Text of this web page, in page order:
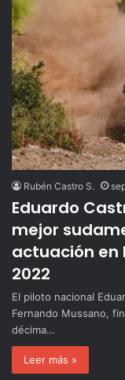
Rubén Castro S.
Eduardo
mejor
actuación en
2022
El piloto nacional
Fernando Mussano,
décima…
Leer más »